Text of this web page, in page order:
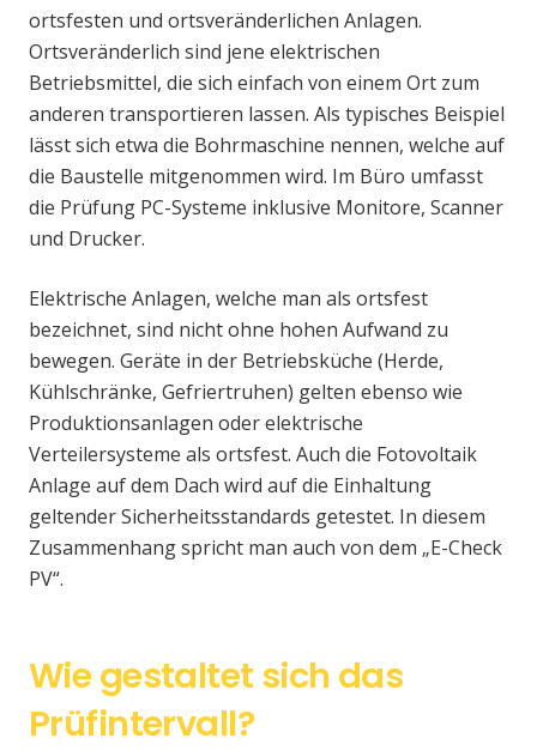
ortsfesten und ortsveränderlichen Anlagen.
Ortsveränderlich sind jene elektrischen
Betriebsmittel, die sich einfach von einem Ort zum
anderen transportieren lassen. Als typisches Beispiel
lässt sich etwa die Bohrmaschine nennen, welche auf
die Baustelle mitgenommen wird. Im Büro umfasst
die Prüfung PC-Systeme inklusive Monitore, Scanner
und Drucker.
Elektrische Anlagen, welche man als ortsfest
bezeichnet, sind nicht ohne hohen Aufwand zu
bewegen. Geräte in der Betriebsküche (Herde,
Kühlschränke, Gefriertruhen) gelten ebenso wie
Produktionsanlagen oder elektrische
Verteilersysteme als ortsfest. Auch die Fotovoltaik
Anlage auf dem Dach wird auf die Einhaltung
geltender Sicherheitsstandards getestet. In diesem
Zusammenhang spricht man auch von dem „E-Check
PV“.
Wie gestaltet sich das
Prüfintervall?